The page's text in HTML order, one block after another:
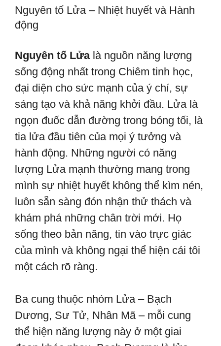
Nguyên tố Lửa – Nhiệt huyết và Hành
động
Nguyên tố Lửalà nguồn năng lượng
sống động nhất trong Chiêm tinh học,
đại diện cho sức mạnh của ý chí, sự
sáng tạo và khả năng khởi đầu. Lửa là
ngọn đuốc dẫn đường trong bóng tối, là
tia lửa đầu tiên của mọi ý tưởng và
hành động. Những người có năng
lượng Lửa mạnh thường mang trong
mình sự nhiệt huyết không thể kìm nén,
luôn sẵn sàng đón nhận thử thách và
khám phá những chân trời mới. Họ
sống theo bản năng, tin vào trực giác
của mình và không ngại thể hiện cái tôi
một cách rõ ràng.
Ba cung thuộc nhóm Lửa – Bạch
Dương, Sư Tử, Nhân Mã – mỗi cung
thể hiện năng lượng này ở một giai